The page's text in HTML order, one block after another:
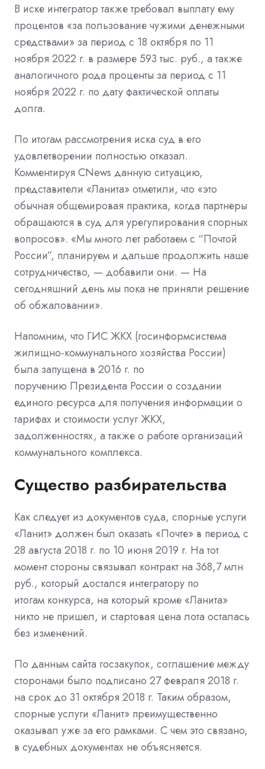
В иске интегратор также требовал выплату ему
процентов «за пользование чужими денежными
средствами» за период с 18 октября по 11
ноября 2022 г. в размере 593 тыс. руб., а также
аналогичного рода проценты за период с 11
ноября 2022 г. по дату фактической оплаты
долга.
По итогам рассмотрения иска суд в его
удовлетворении полностью отказал.
Комментируя CNews данную ситуацию,
представители «Ланита» отметили, что «это
обычная общемировая практика, когда партнеры
обращаются в суд для урегулирования спорных
вопросов». «Мы много лет работаем с “Почтой
России”, планируем и дальше продолжить наше
сотрудничество, — добавили они. — На
сегодняшний день мы пока не приняли решение
об обжаловании».
Напомним, что ГИС ЖКХ (госинформсистема
жилищно-коммунального хозяйства России)
была запущена в 2016 г. по
поручению Президента России о создании
единого ресурса для получения информации о
тарифах и стоимости услуг ЖКХ,
задолженностях, а также о работе организаций
коммунального комплекса.
Существо разбирательства
Как следует из документов суда, спорные услуги
«Ланит» должен был оказать «Почте» в период с
28 августа 2018 г. по 10 июня 2019 г. На тот
момент стороны связывал контракт на 368,7 млн
руб., который достался интегратору по
итогам конкурса, на который кроме «Ланита»
никто не пришел, и стартовая цена лота осталась
без изменений.
По данным сайта госзакупок, соглашение между
сторонами было подписано 27 февраля 2018 г.
на срок до 31 октября 2018 г. Таким образом,
спорные услуги «Ланит» преимущественно
оказывал уже за его рамками. С чем это связано,
в судебных документах не объясняется.